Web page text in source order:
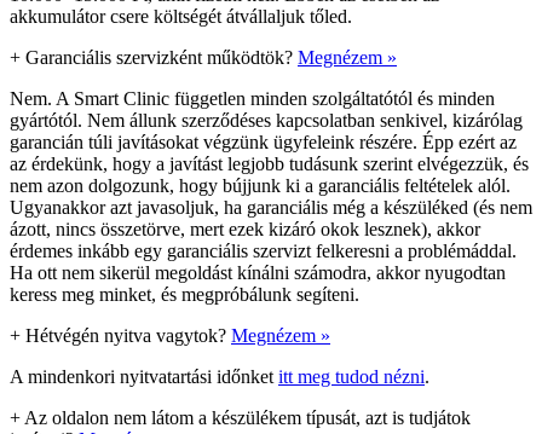
akkumulátor csere költségét átvállaljuk tőled.
+ Garanciális szervizként működtök? Megnézem »
Nem. A Smart Clinic független minden szolgáltatótól és minden
gyártótól. Nem állunk szerződéses kapcsolatban senkivel, kizárólag
garancián túli javításokat végzünk ügyfeleink részére. Épp ezért az
az érdekünk, hogy a javítást legjobb tudásunk szerint elvégezzük, és
nem azon dolgozunk, hogy bújjunk ki a garanciális feltételek alól.
Ugyanakkor azt javasoljuk, ha garanciális még a készüléked (és nem
ázott, nincs összetörve, mert ezek kizáró okok lesznek), akkor
érdemes inkább egy garanciális szervizt felkeresni a problémáddal.
Ha ott nem sikerül megoldást kínálni számodra, akkor nyugodtan
keress meg minket, és megpróbálunk segíteni.
+ Hétvégén nyitva vagytok? Megnézem »
A mindenkori nyitvatartási időnket itt meg tudod nézni.
+ Az oldalon nem látom a készülékem típusát, azt is tudjátok